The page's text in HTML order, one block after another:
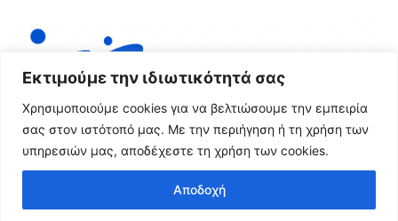
Εκτιμούμε την ιδιωτικότητά σας
Χρησιμοποιούμε cookies για να βελτιώσουμε την εμπειρία
σας στον ιστότοπό μας. Με την περιήγηση ή τη χρήση των
υπηρεσιών μας, αποδέχεστε τη χρήση των cookies.
Αποδοχή
Όροι Χρήσης & Πολιτική Απορρήτου